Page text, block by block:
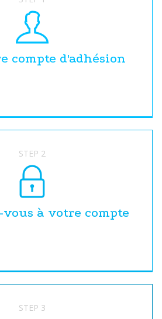
compte d'adhésion
STEP 2
vous à votre compte
STEP 3